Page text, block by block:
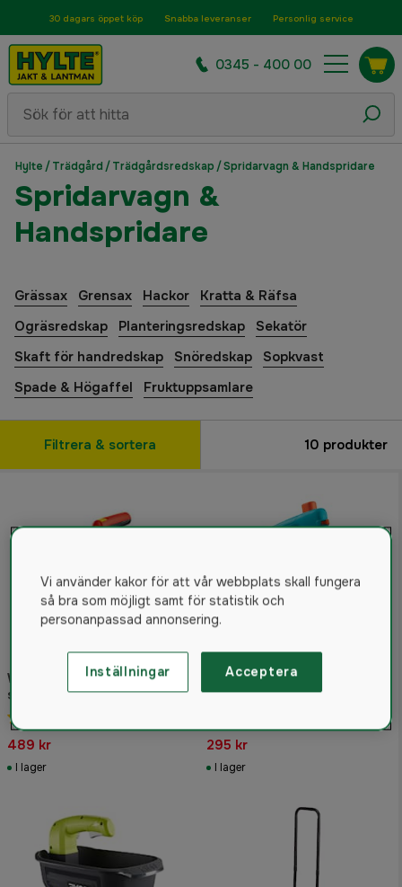
30 dagars öppet köp Snabba leveranser Personlig service
0345 - 400 00
Hylte /Trädgård /Trädgårdsredskap /Spridarvagn & Handspridare
Spridarvagn &
Handspridare
Grässax Grensax Hackor
Kratta & Räfsa
Ogräsredskap
Planteringsredskap
Sekatör
Skaft för handredskap
Snöredskap
Sopkvast
Spade & Högaffel
Fruktuppsamlare
Filtrera & sortera 10 produkter
WOLF-Garten WE-B Power
spreader
489 kr
I lager
Gardena Handspridare M
295 kr
I lager
Vi använder kakor för att vår webbplats skall fungera
så bra som möjligt samt för statistik och
personanpassad annonsering.
Inställningar Acceptera